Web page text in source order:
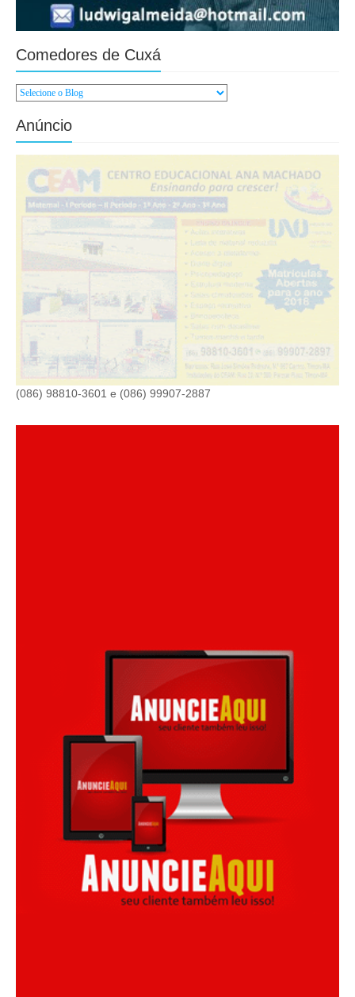
Comedores de Cuxá
Anúncio
(086) 98810-3601 e (086) 99907-2887